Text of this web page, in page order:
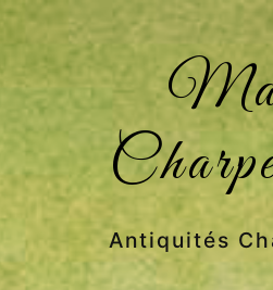
Panneau de gestion des cookies
Antiquités